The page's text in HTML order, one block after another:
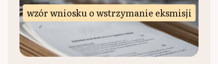
wzór wniosku o wstrzymanie eksmisji